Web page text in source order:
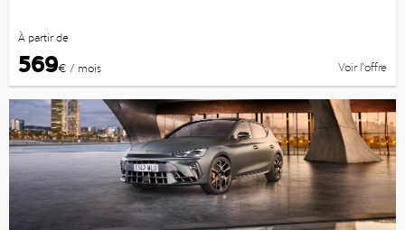
À partir de
569€ / mois Voir l’offre